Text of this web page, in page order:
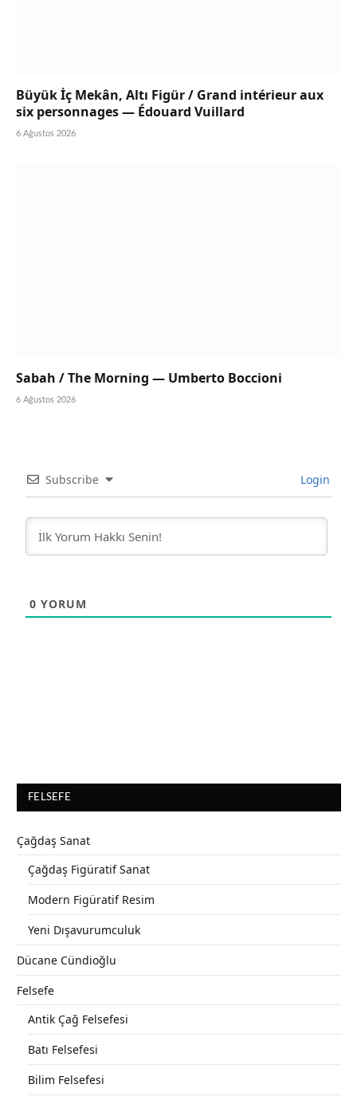
Büyük İç Mekân, Altı Figür / Grand intérieur aux
six personnages — Édouard Vuillard
6 Ağustos 2026
Sabah / The Morning — Umberto Boccioni
6 Ağustos 2026
Subscribe Login
0 YORUM
FELSEFE
Çağdaş Sanat
Çağdaş Figüratif Sanat
Modern Figüratif Resim
Yeni Dışavurumculuk
Dücane Cündioğlu
Felsefe
Antik Çağ Felsefesi
Batı Felsefesi
Bilim Felsefesi